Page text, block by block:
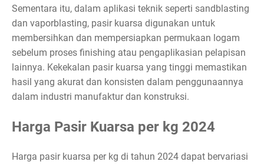
Sementara itu, dalam aplikasi teknik seperti sandblasting
dan vaporblasting, pasir kuarsa digunakan untuk
membersihkan dan mempersiapkan permukaan logam
sebelum proses finishing atau pengaplikasian pelapisan
lainnya. Kekekalan pasir kuarsa yang tinggi memastikan
hasil yang akurat dan konsisten dalam penggunaannya
dalam industri manufaktur dan konstruksi.
Harga Pasir Kuarsa per kg 2024
Harga pasir kuarsa per kg di tahun 2024 dapat bervariasi